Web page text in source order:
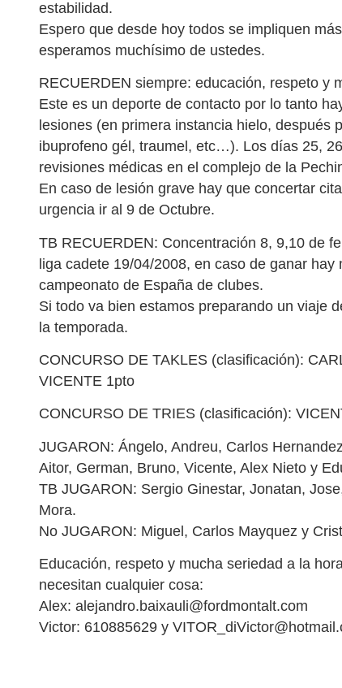
estabilidad.
Espero que desde hoy todos se impliquen
esperamos muchísimo de ustedes.
RECUERDEN siempre: educación, respeto y
Este es un deporte de contacto por lo tanto
lesiones (en primera instancia hielo, después
ibuprofeno gél, traumel, etc…). Los días 25,
revisiones médicas en el complejo de la
En caso de lesión grave hay que concertar
urgencia ir al 9 de Octubre.
TB RECUERDEN: Concentración 8, 9,10 de
liga cadete 19/04/2008, en caso de ganar
campeonato de España de clubes.
Si todo va bien estamos preparando un viaje
la temporada.
CONCURSO DE TAKLES (clasificación):
VICENTE 1pto
CONCURSO DE TRIES (clasificación):
JUGARON: Ángelo, Andreu, Carlos
Aitor, German, Bruno, Vicente, Alex Nieto y
TB JUGARON: Sergio Ginestar, Jonatan,
Mora.
No JUGARON: Miguel, Carlos Mayquez y
Educación, respeto y mucha seriedad a la
necesitan cualquier cosa:
Alex: alejandro.baixauli@fordmontalt.com
Victor: 610885629 y